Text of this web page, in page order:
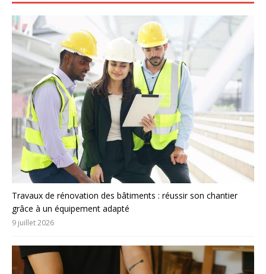
Travaux de rénovation des bâtiments : réussir son chantier
grâce à un équipement adapté
9 juillet 2026